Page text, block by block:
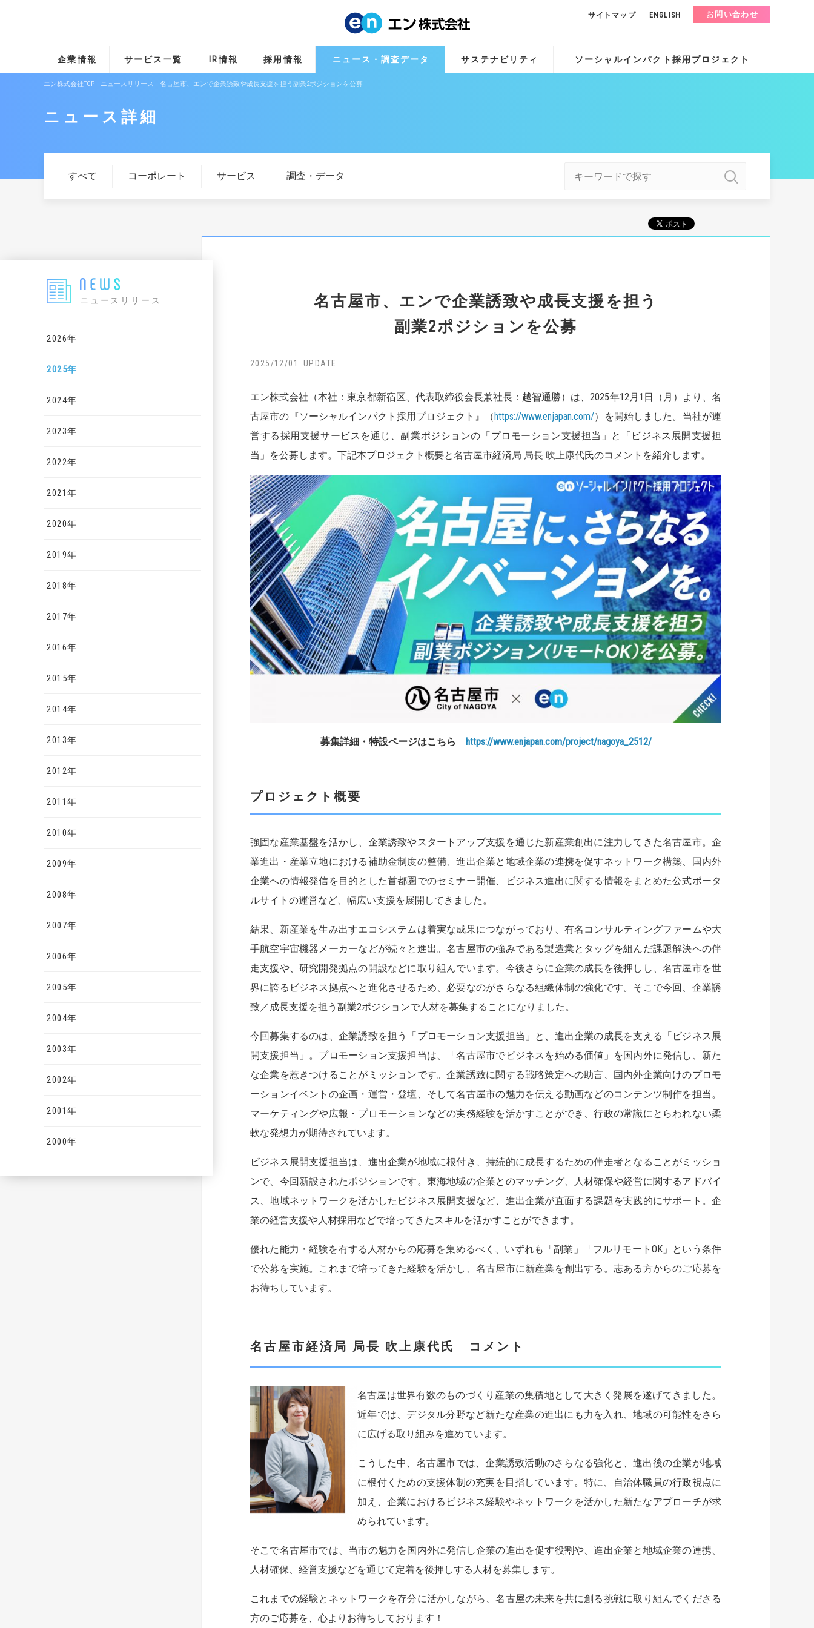
企業情報 サービス一覧 IR情報 採用情報 ニュース・調査データ サステナビリティ ソーシャルインパクト採用プロジェクト
サイトマップ ENGLISH お問い合わせ
エン株式会社TOP ニュースリリース 名古屋市、エンで企業誘致や成長支援を担う副業2ポジションを公募
ニュース詳細
すべて コーポレート サービス 調査・データ
ニュースリリース
2026年
2025年
2024年
2023年
2022年
2021年
2020年
2019年
2018年
2017年
2016年
2015年
2014年
2013年
2012年
2011年
2010年
2009年
2008年
2007年
2006年
2005年
2004年
2003年
2002年
2001年
2000年
名古屋市、エンで企業誘致や成長支援を担う
副業2ポジションを公募
2025/12/01
エン株式会社（本社：東京都新宿区、代表取締役会長兼社長：越智通勝）は、2025年12月1日（月）より、名
古屋市の『ソーシャルインパクト採用プロジェクト』（https://www.enjapan.com/）を開始しました。当社が運
営する採用支援サービスを通じ、副業ポジションの「プロモーション支援担当」と「ビジネス展開支援担
当」を公募します。下記本プロジェクト概要と名古屋市経済局 局長 吹上康代氏のコメントを紹介します。
募集詳細・特設ページはこちら https://www.enjapan.com/project/nagoya_2512/
プロジェクト概要
強固な産業基盤を活かし、企業誘致やスタートアップ支援を通じた新産業創出に注力してきた名古屋市。企
業進出・産業立地における補助金制度の整備、進出企業と地域企業の連携を促すネットワーク構築、国内外
企業への情報発信を目的とした首都圏でのセミナー開催、ビジネス進出に関する情報をまとめた公式ポータ
ルサイトの運営など、幅広い支援を展開してきました。
結果、新産業を生み出すエコシステムは着実な成果につながっており、有名コンサルティングファームや大
手航空宇宙機器メーカーなどが続々と進出。名古屋市の強みである製造業とタッグを組んだ課題解決への伴
走支援や、研究開発拠点の開設などに取り組んでいます。今後さらに企業の成長を後押しし、名古屋市を世
界に誇るビジネス拠点へと進化させるため、必要なのがさらなる組織体制の強化です。そこで今回、企業誘
致／成長支援を担う副業2ポジションで人材を募集することになりました。
今回募集するのは、企業誘致を担う「プロモーション支援担当」と、進出企業の成長を支える「ビジネス展
開支援担当」。プロモーション支援担当は、「名古屋市でビジネスを始める価値」を国内外に発信し、新た
な企業を惹きつけることがミッションです。企業誘致に関する戦略策定への助言、国内外企業向けのプロモ
ーションイベントの企画・運営・登壇、そして名古屋市の魅力を伝える動画などのコンテンツ制作を担当。
マーケティングや広報・プロモーションなどの実務経験を活かすことができ、行政の常識にとらわれない柔
軟な発想力が期待されています。
ビジネス展開支援担当は、進出企業が地域に根付き、持続的に成長するための伴走者となることがミッショ
ンで、今回新設されたポジションです。東海地域の企業とのマッチング、人材確保や経営に関するアドバイ
ス、地域ネットワークを活かしたビジネス展開支援など、進出企業が直面する課題を実践的にサポート。企
業の経営支援や人材採用などで培ってきたスキルを活かすことができます。
優れた能力・経験を有する人材からの応募を集めるべく、いずれも「副業」「フルリモートOK」という条件
で公募を実施。これまで培ってきた経験を活かし、名古屋市に新産業を創出する。志ある方からのご応募を
お待ちしています。
名古屋市経済局 局長 吹上康代氏 コメント
名古屋は世界有数のものづくり産業の集積地として大きく発展を遂げてきました。
近年では、デジタル分野など新たな産業の進出にも力を入れ、地域の可能性をさら
に広げる取り組みを進めています。
こうした中、名古屋市では、企業誘致活動のさらなる強化と、進出後の企業が地域
に根付くための支援体制の充実を目指しています。特に、自治体職員の行政視点に
加え、企業におけるビジネス経験やネットワークを活かした新たなアプローチが求
められています。
そこで名古屋市では、当市の魅力を国内外に発信し企業の進出を促す役割や、進出企業と地域企業の連携、
人材確保、経営支援などを通じて定着を後押しする人材を募集します。
これまでの経験とネットワークを存分に活かしながら、名古屋の未来を共に創る挑戦に取り組んでくださる
方のご応募を、心よりお待ちしております！